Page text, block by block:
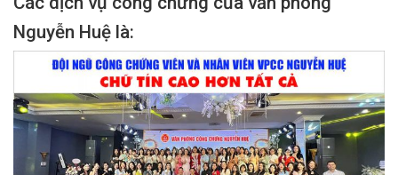
Nguyễn Huệ là: